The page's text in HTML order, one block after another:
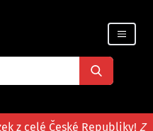
firmy
z celé České Republiky! Z